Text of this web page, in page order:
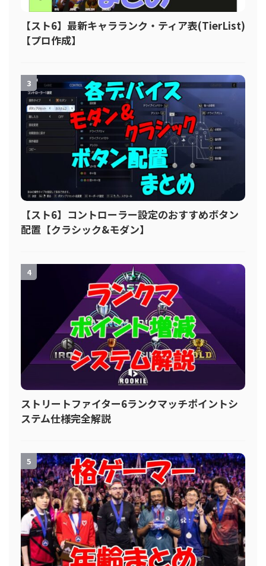
【スト6】最新キャラランク・ティア表(TierList)
【プロ作成】
3
【スト6】コントローラー設定のおすすめボタン
配置【クラシック&モダン】
4
ストリートファイター6ランクマッチポイントシ
ステム仕様完全解説
5